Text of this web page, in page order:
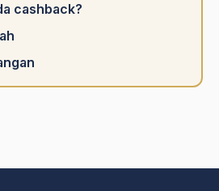
cashback?